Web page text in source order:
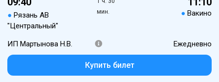
● Рязань АВ
"Центральный"
мин.
● Вакино
ИП Мартынова Н.В. Ежедневно
Купить билет